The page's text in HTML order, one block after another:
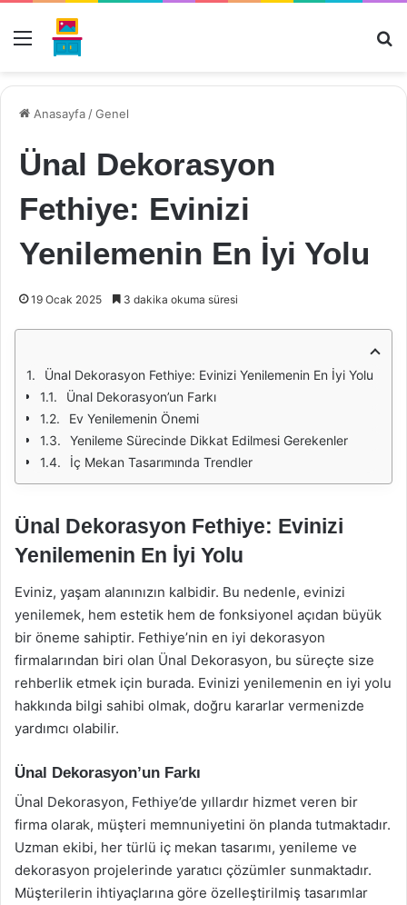
Menü
Anasayfa /Genel
Ünal Dekorasyon
Fethiye: Evinizi
Yenilemenin En İyi Yolu
19 Ocak 2025 3 dakika okuma süresi
Ünal Dekorasyon Fethiye: Evinizi Yenilemenin En İyi Yolu
Ünal Dekorasyon’un Farkı
Ev Yenilemenin Önemi
Yenileme Sürecinde Dikkat Edilmesi Gerekenler
İç Mekan Tasarımında Trendler
Ünal Dekorasyon Fethiye: Evinizi
Yenilemenin En İyi Yolu
Eviniz, yaşam alanınızın kalbidir. Bu nedenle, evinizi
yenilemek, hem estetik hem de fonksiyonel açıdan büyük
bir öneme sahiptir. Fethiye’nin en iyi dekorasyon
firmalarından biri olan Ünal Dekorasyon, bu süreçte size
rehberlik etmek için burada. Evinizi yenilemenin en iyi yolu
hakkında bilgi sahibi olmak, doğru kararlar vermenizde
yardımcı olabilir.
Ünal Dekorasyon’un Farkı
Ünal Dekorasyon, Fethiye’de yıllardır hizmet veren bir
firma olarak, müşteri memnuniyetini ön planda tutmaktadır.
Uzman ekibi, her türlü iç mekan tasarımı, yenileme ve
dekorasyon projelerinde yaratıcı çözümler sunmaktadır.
Müşterilerin ihtiyaçlarına göre özelleştirilmiş tasarımlar